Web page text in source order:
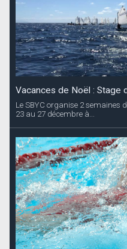
Vacances de Noël : Stage
Le SBYC organise 2 semaines
23 au 27 décembre à...